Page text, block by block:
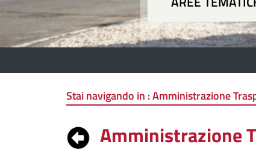
Stai navigando in :Amministrazione
Amministrazione